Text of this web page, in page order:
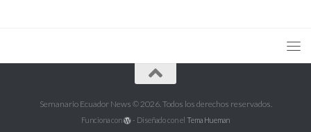
Semanario Ecuador News © 2026. Todos los derechos reservados.
Funciona con - Diseñado con el Tema Hueman